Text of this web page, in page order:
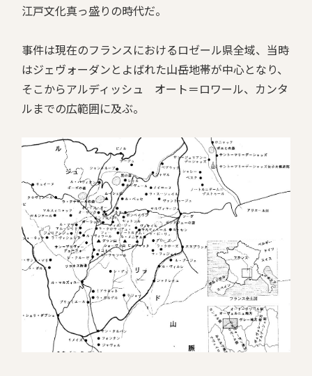
江戸文化真っ盛りの時代だ。
事件は現在のフランスにおけるロゼール県全域、当時
はジェヴォーダンとよばれた山岳地帯が中心となり、
そこからアルディッシュ オート＝ロワール、カンタ
ルまでの広範囲に及ぶ。